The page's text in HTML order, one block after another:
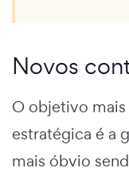
Novos
O objetivo
estratégica é a
mais óbvio